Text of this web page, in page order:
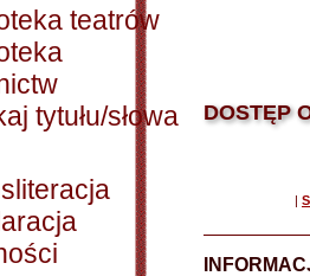
teatrów
tytułu/słowa
DOSTĘP
|